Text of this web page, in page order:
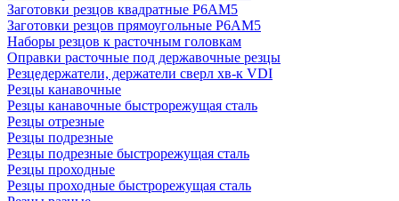
Заготовки резцов квадратные Р6АМ5
Заготовки резцов прямоугольные Р6АМ5
Наборы резцов к расточным головкам
Оправки расточные под державочные резцы
Резцедержатели, держатели сверл хв-к VDI
Резцы канавочные
Резцы канавочные быстрорежущая сталь
Резцы отрезные
Резцы подрезные
Резцы подрезные быстрорежущая сталь
Резцы проходные
Резцы проходные быстрорежущая сталь